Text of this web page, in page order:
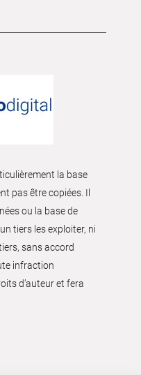
la base
pas être copiées. Il
ou la base de
tiers les exploiter, ni
sans accord
infraction
d’auteur et fera